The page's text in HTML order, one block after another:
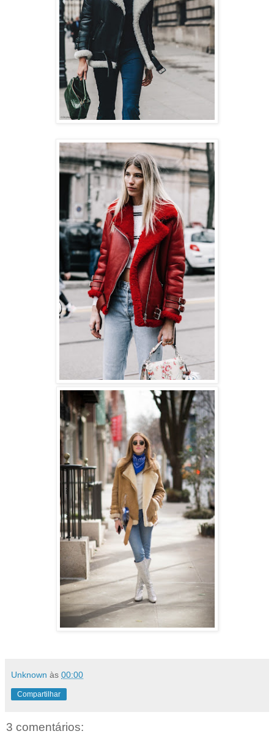
Unknown às 00:00
Compartilhar
3 comentários: